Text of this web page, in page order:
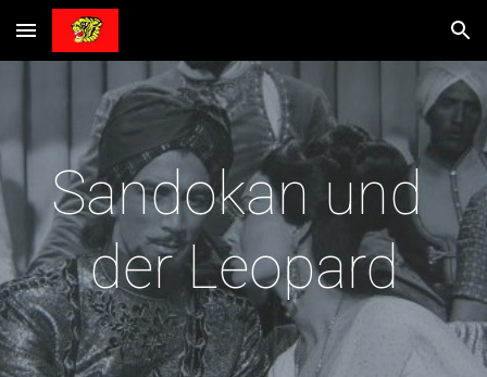
Skip to main content Skip to navigation
Sandokan und
der Leopard